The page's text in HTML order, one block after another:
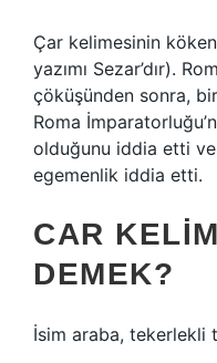
Çar kelimesinin
yazımı Sezar’dır).
çöküşünden sonra,
Roma
olduğunu iddia etti
egemenlik iddia etti.
CAR
DEMEK?
İsim araba, tekerlekli